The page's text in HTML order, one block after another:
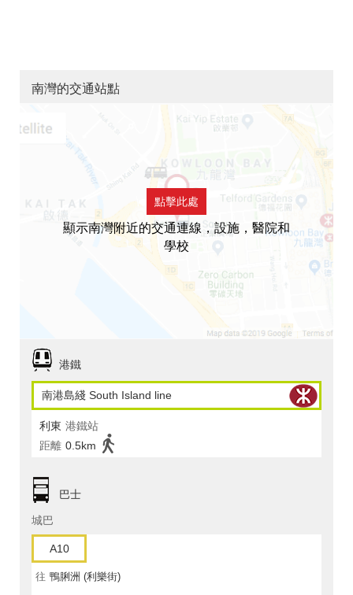
南灣的交通站點
點擊此處
顯示南灣附近的交通連線，設施，醫院和
學校
港鐵
南港島綫 South Island line
利東 港鐵站
距離 0.5km
巴士
城巴
A10
往 鴨脷洲 (利樂街)